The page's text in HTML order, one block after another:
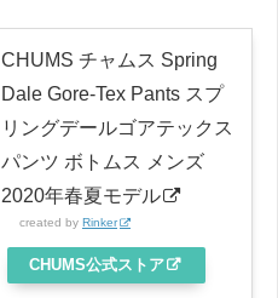
CHUMS チャムス Spring
Dale Gore-Tex Pants スプ
リングデールゴアテックス
パンツ ボトムス メンズ
2020年春夏モデル
created by Rinker
CHUMS公式ストア